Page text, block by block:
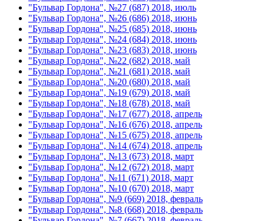
"Бульвар Гордона", №27 (687) 2018, июль
"Бульвар Гордона", №26 (686) 2018, июнь
"Бульвар Гордона", №25 (685) 2018, июнь
"Бульвар Гордона", №24 (684) 2018, июнь
"Бульвар Гордона", №23 (683) 2018, июнь
"Бульвар Гордона", №22 (682) 2018, май
"Бульвар Гордона", №21 (681) 2018, май
"Бульвар Гордона", №20 (680) 2018, май
"Бульвар Гордона", №19 (679) 2018, май
"Бульвар Гордона", №18 (678) 2018, май
"Бульвар Гордона", №17 (677) 2018, апрель
"Бульвар Гордона", №16 (676) 2018, апрель
"Бульвар Гордона", №15 (675) 2018, апрель
"Бульвар Гордона", №14 (674) 2018, апрель
"Бульвар Гордона", №13 (673) 2018, март
"Бульвар Гордона", №12 (672) 2018, март
"Бульвар Гордона", №11 (671) 2018, март
"Бульвар Гордона", №10 (670) 2018, март
"Бульвар Гордона", №9 (669) 2018, февраль
"Бульвар Гордона", №8 (668) 2018, февраль